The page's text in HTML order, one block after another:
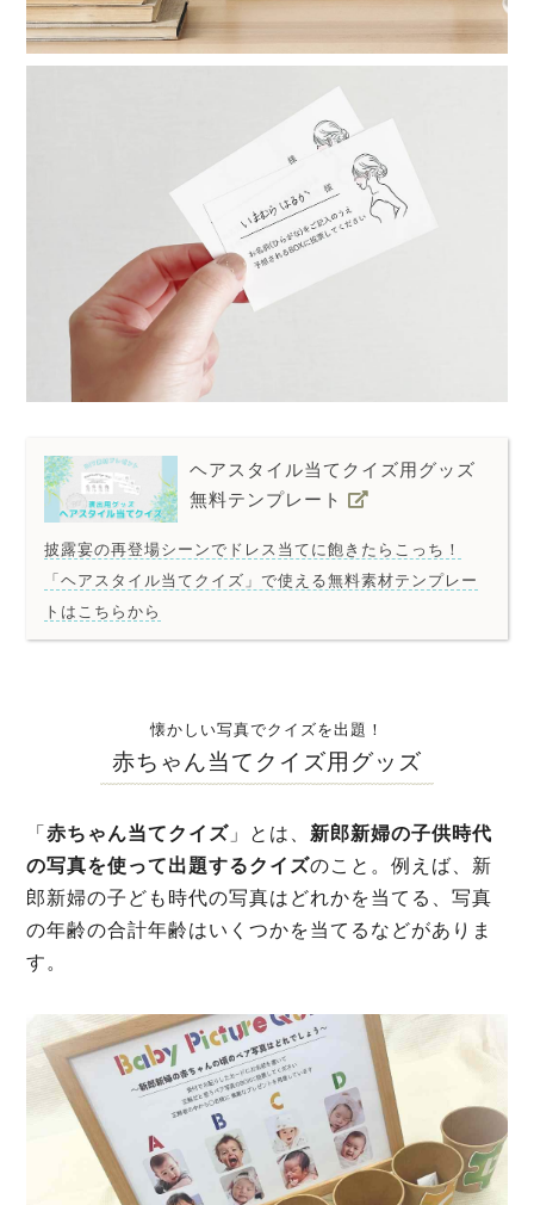
ヘアスタイル当てクイズ用グッズ
無料テンプレート
披露宴の再登場シーンでドレス当てに飽きたらこっち！
「ヘアスタイル当てクイズ」で使える無料素材テンプレー
トはこちらから
懐かしい写真でクイズを出題！
赤ちゃん当てクイズ用グッズ
「赤ちゃん当てクイズ 」とは、 新郎新婦の子供時代
の写真を使って出題するクイズのこと。例えば、新
郎新婦の子ども時代の写真はどれかを当てる、写真
の年齢の合計年齢はいくつかを当てるなどがありま
す。